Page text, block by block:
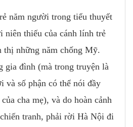
năm người trong tiểu thuyết
niên thiếu của cánh lính trẻ
thị những năm chống Mỹ.
gia đình (mà trong truyện là
và số phận có thể nói đầy
cha mẹ), và do hoàn cảnh
tranh, phải rời Hà Nội đi